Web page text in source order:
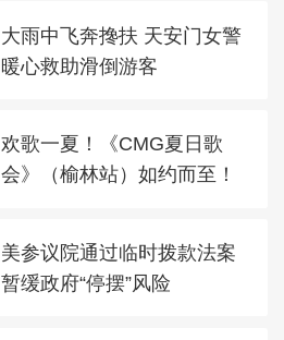
大雨中飞奔搀扶 天安门女警
暖心救助滑倒游客
欢歌一夏！《CMG夏日歌
会》（榆林站）如约而至！
美参议院通过临时拨款法案
暂缓政府“停摆”风险